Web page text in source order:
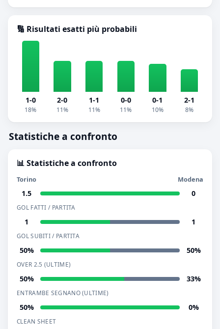
🔢 Risultati esatti più probabili
1-0
18%
2-0
11%
1-1
11%
0-0
11%
0-1
10%
2-1
8%
Statistiche a confronto
📊 Statistiche a confronto
Torino Modena
1.5 0
GOL FATTI / PARTITA
1 1
GOL SUBITI / PARTITA
50% 50%
OVER 2.5 (ULTIME)
50% 33%
ENTRAMBE SEGNANO (ULTIME)
50% 0%
CLEAN SHEET